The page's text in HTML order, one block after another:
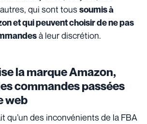
qui sont toussoumis à
et qui peuvent choisir de ne pas
à leur discrétion.
la marque Amazon,
commandes passées
web
qu’un des inconvénients de la FBA